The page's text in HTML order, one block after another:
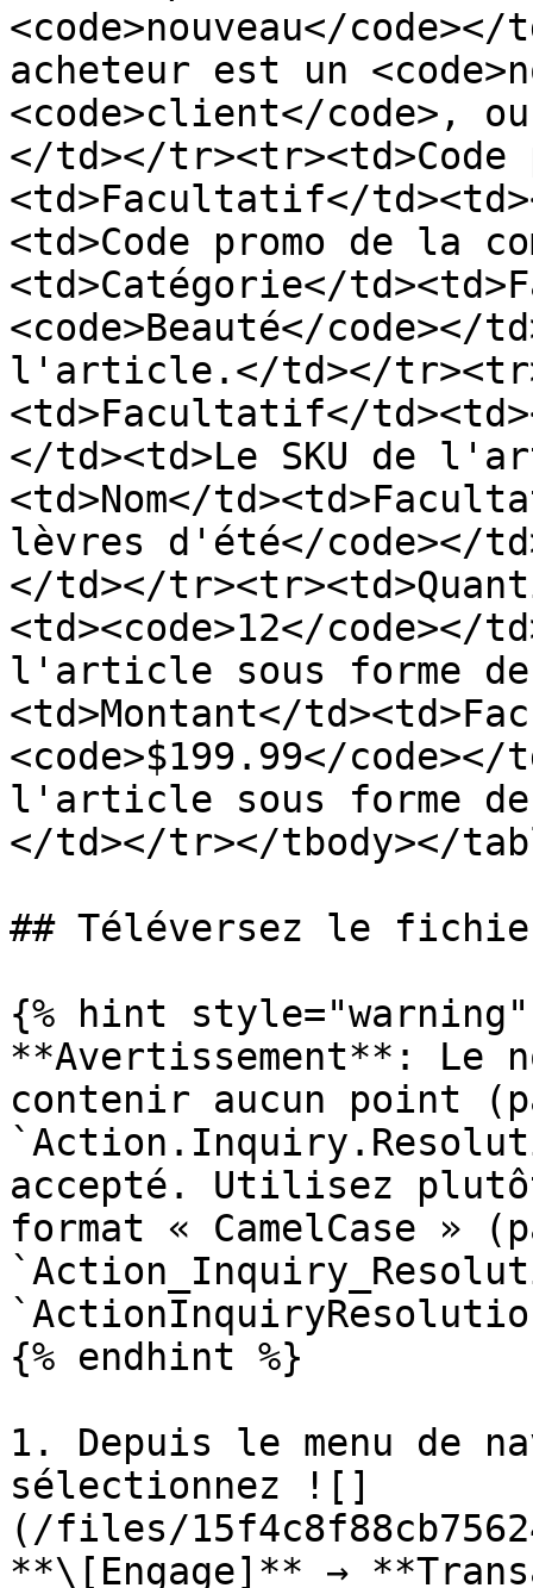
<code>nouveau</
acheteur est un
<code>client</code>,
</td></tr><tr><td>Code
<td>Facultatif</
<td>Code promo de la
<td>Catégorie</
<code>Beauté</code></
l'article.</td></
<td>Facultatif</
</td><td>Le SKU de
<td>Nom</
lèvres d'été</code></
</td></
<td><code>12</code></
l'article sous forme de
<td>Montant</
<code>$199.99</
l'article sous forme de
</td></tr></tbody></
## Téléversez le
{% hint style="warning"
**Avertissement**: Le
contenir aucun point
accepté. Utilisez
format « CamelCase »
{% endhint %}
1. Depuis le menu de
sélectionnez ![]
(/files/
**\[Engage]** →